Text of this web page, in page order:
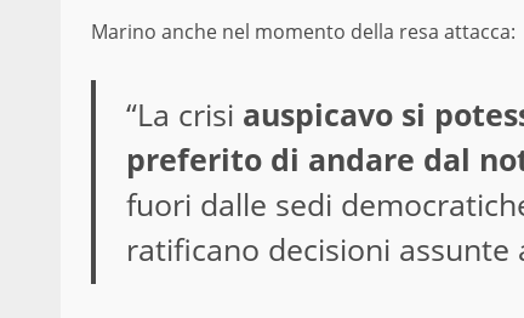
Marino anche nel momento della resa attacca:
“La crisi auspicavo si
preferito di andare dal
fuori dalle sedi
ratificano decisioni assunte